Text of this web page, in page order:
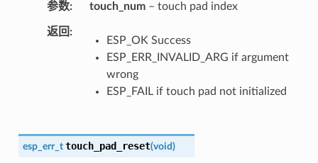
参数 touch_num– touch pad index
返回
ESP_OK Success
ESP_ERR_INVALID_ARG if argument
wrong
ESP_FAIL if touch pad not initialized
esp_err_t touch_pad_reset(void)